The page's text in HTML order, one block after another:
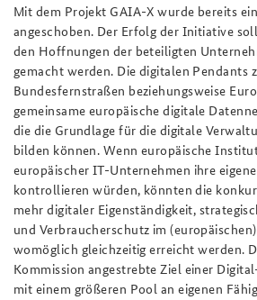
Mit dem Projekt GAIA-X wurde bereits
angeschoben. Der Erfolg der Initiative
den Hoffnungen der beteiligten
gemacht werden. Die digitalen Pendants
Bundesfernstraßen beziehungsweise
gemeinsame europäische digitale
die die Grundlage für die digitale
bilden können. Wenn europäische
europäischer IT-Unternehmen ihre
kontrollieren würden, könnten die
mehr digitaler Eigenständigkeit,
und Verbraucherschutz im
womöglich gleichzeitig erreicht werden.
Kommission angestrebte Ziel einer
mit einem größeren Pool an eigenen